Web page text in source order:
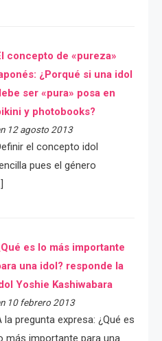
concepto de «pureza»
¿Porqué si una idol
ser «pura» posa en
y photobooks?
12 agosto 2013
el concepto idol
pues el género
es lo más importante
una idol? responde la
Yoshie Kashiwabara
10 febrero 2013
la pregunta expresa: ¿Qué es
más importante para una